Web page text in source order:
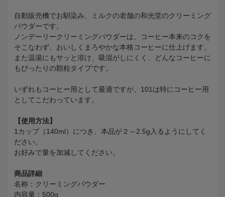
自動販売機でお馴染み、ミルクの老舗の和光堂のクリーミング
パウダーです。
ノンデーリークリーミングパウダーは、コーヒー本来のコクを
そこなわず、おいしくまろやかな本格コーヒーに仕上げます。
また温湯にもサッと溶け、吸湿がしにくく、どんなコーヒーに
もぴったりの顆粒タイプです。
いずれもコーヒー用として最適ですが、101は特にコーヒー用
としてこだわっています。
【使用方法】
1カップ（140ml）につき、本品が２～2.5g入るようにしてく
ださい。
お好みで量を加減してください。
商品詳細
名称：クリーミングパウダー
内容量：500g